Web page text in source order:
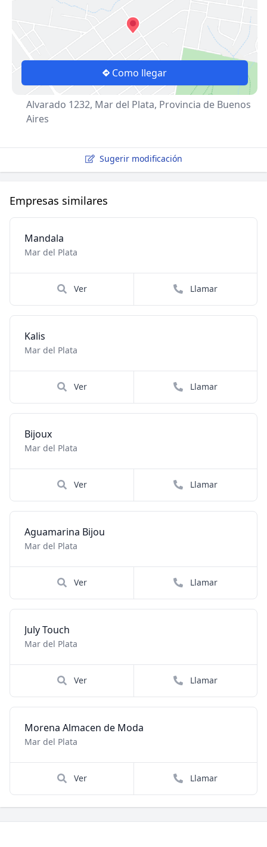
Como llegar
Alvarado 1232, Mar del Plata, Provincia de Buenos
Aires
Sugerir modificación
Empresas similares
Mandala
Mar del Plata
Ver Llamar
Kalis
Mar del Plata
Ver Llamar
Bijoux
Mar del Plata
Ver Llamar
Aguamarina Bijou
Mar del Plata
Ver Llamar
July Touch
Mar del Plata
Ver Llamar
Morena Almacen de Moda
Mar del Plata
Ver Llamar